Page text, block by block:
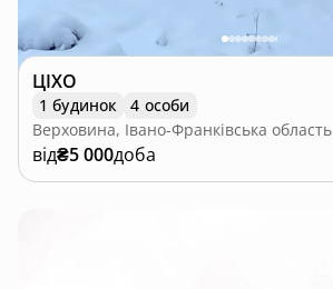
ЦІХО
1 будинок
4 особи
Верховина, Івано-Франківська область
від₴5 000доба